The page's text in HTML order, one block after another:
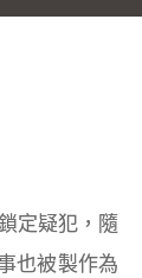
定疑犯，隨
也被製作為